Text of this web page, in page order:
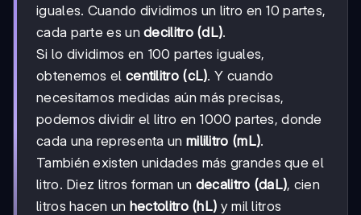
iguales. Cuando dividimos un litro en 10 partes,
cada parte es undecilitro (dL).
Si lo dividimos en 100 partes iguales,
obtenemos el centilitro (cL). Y cuando
necesitamos medidas aún más precisas,
podemos dividir el litro en 1000 partes, donde
cada una representa un mililitro (mL).
También existen unidades más grandes que el
litro. Diez litros forman un decalitro (daL), cien
litros hacen un hectolitro (hL) y mil litros